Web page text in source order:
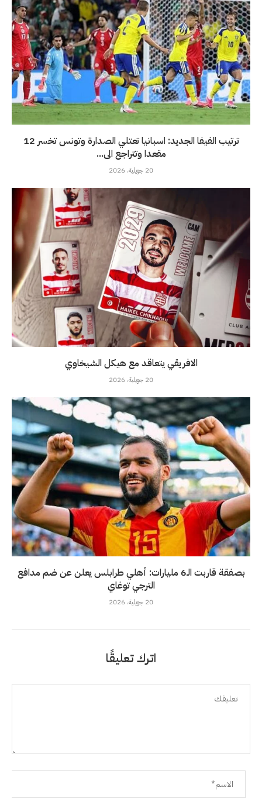
ترتيب الفيفا الجديد: اسبانيا تعتلي الصدارة وتونس تخسر 12
مقعدا وتتراجع الى...
20 جويلية، 2026
الافريقي يتعاقد مع هيكل الشيخاوي
20 جويلية، 2026
بصفقة قاربت الـ6 مليارات: أهلي طرابلس يعلن عن ضم مدافع
الترجي توغاي
20 جويلية، 2026
اترك تعليقًا